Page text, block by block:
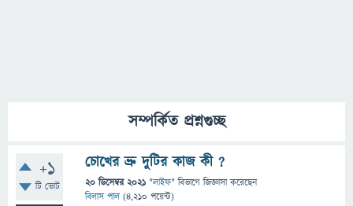
সম্পর্কিত প্রশ্নগুচ্ছ
+1
টি ভোট
চোখের ভ্রু দুটির কাজ কী ?
20 ডিসেম্বর 2021 "লাইফ" বিভাগে জিজ্ঞাসাকরেছেন
বিলাস পাল (4,210 পয়েন্ট)